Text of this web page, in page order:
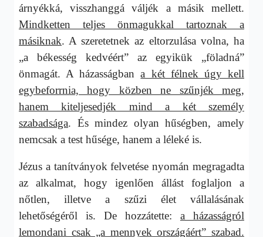
árnyékká, visszhanggá váljék a másik mellett.
Mindketten teljes önmagukkal tartoznak a
másiknak. A szeretetnek az eltorzulása volna, ha
„a békesség kedvéért” az egyikük „föladná”
önmagát. A házasságbana két félnek úgy kell
egybeforrnia, hogy közben ne szűnjék meg,
hanem kiteljesedjék mind a két személy
szabadsága. És mindez olyan hűségben, amely
nemcsak a test hűsége, hanem a léleké is.
Jézus a tanítványok felvetése nyomán megragadta
az alkalmat, hogy igenlően állást foglaljon a
nőtlen, illetve a szűzi élet vállalásának
lehetőségéről is. De hozzátette: a házasságról
lemondani csak „a mennyek országáért” szabad.